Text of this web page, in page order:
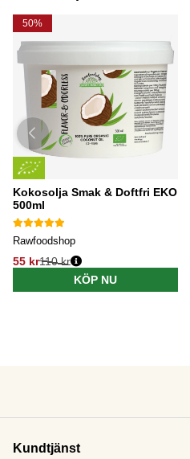
50%
Kokosolja Smak & Doftfri EKO
500ml
Rawfoodshop
55 kr110 kr
KÖP NU
Kundtjänst